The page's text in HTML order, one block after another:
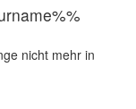
nicht mehr in